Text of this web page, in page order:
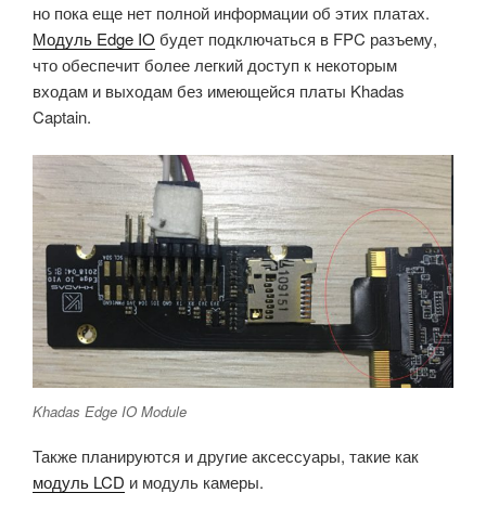
но пока еще нет полной информации об этих платах.
Модуль Edge IO будет подключаться в FPC разъему,
что обеспечит более легкий доступ к некоторым
входам и выходам без имеющейся платы Khadas
Captain.
Khadas Edge IO Module
Также планируются и другие аксессуары, такие как
модуль LCD и модуль камеры.